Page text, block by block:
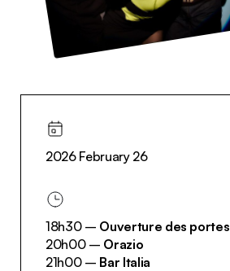
2026 February 26
18h30 – Ouverture des portes
20h00 – Orazio
21h00 – Bar Italia